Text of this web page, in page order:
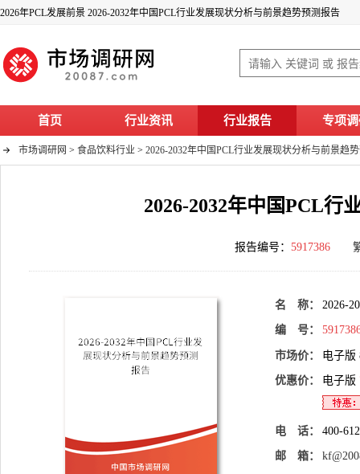
2026年PCL发展前景 2026-2032年中国PCL行业发展现状分析与前景趋势预测报告
首页 行业资讯 行业报告 专项
市场调研网 > 食品饮料行业 > 2026-2032年中国PCL行业发展现状分析与前景趋
2026-2032年中国PCL行
报告编号： 5917386
名 称： 2026-
编 号：
市场价： 电子版
优惠价： 电子版
电 话： 400-
邮 箱：